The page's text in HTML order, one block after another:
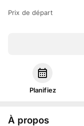
Prix de départ
Planifiez
À propos